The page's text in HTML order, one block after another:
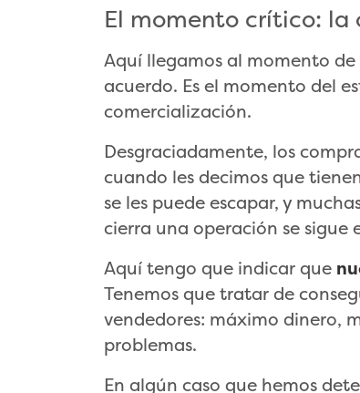
El momento crítico: la
Aquí llegamos al momento
acuerdo. Es el momento del
comercialización.
Desgraciadamente, los
cuando les decimos que
se les puede escapar, y
cierra una operación se sigue
Aquí tengo que indicar que
Tenemos que tratar de
vendedores: máximo dinero,
problemas.
En algún caso que hemos